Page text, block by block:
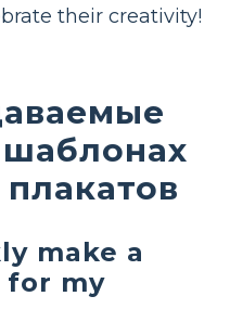
their creativity!
make a
for my